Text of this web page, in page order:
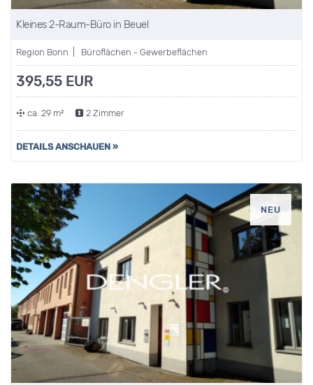
Kleines 2-Raum-Büro in Beuel
Region Bonn | Büroflächen - Gewerbeflächen
395,55 EUR
ca. 29 m² 2 Zimmer
DETAILS ANSCHAUEN »
NEU